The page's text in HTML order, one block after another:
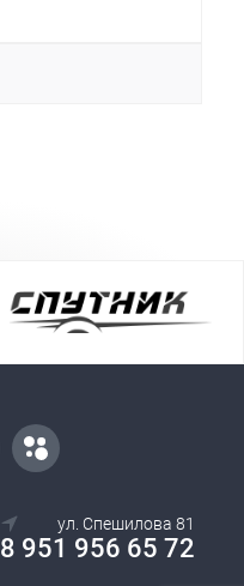
ул. Спешилова 81
8 951 956 65 72